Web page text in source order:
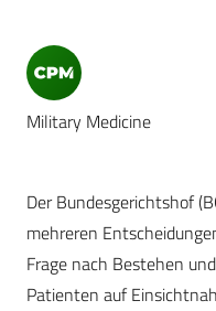
Military Medicine
Der Bundesgerichtshof
mehreren
Frage nach Bestehen
Patienten auf